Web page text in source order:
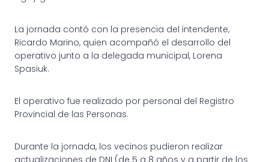
La jornada contó con la presencia del intendente,
Ricardo Marino, quien acompañó el desarrollo del
operativo junto a la delegada municipal, Lorena
Spasiuk.
El operativo fue realizado por personal del Registro
Provincial de las Personas.
Durante la jornada, los vecinos pudieron realizar
actualizaciones de DNI (de 5 a 8 años y a partir de los